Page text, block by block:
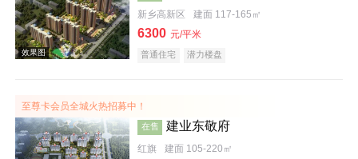
新乡高新区 建面 117-165㎡
6300 元/平米
普通住宅 潜力楼盘
至尊卡会员全城火热招募中！
在售 建业东敬府
红旗 建面 105-220㎡